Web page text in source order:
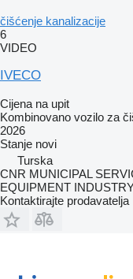
čišćenje kanalizacije
6
VIDEO
IVECO
Cijena na upit
Kombinovano vozilo za
2026
Stanje novi
Turska
CNR MUNICIPAL
EQUIPMENT
Kontaktirajte prodavatelja